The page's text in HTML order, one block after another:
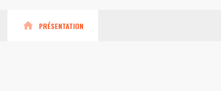
home PRÉSENTATION